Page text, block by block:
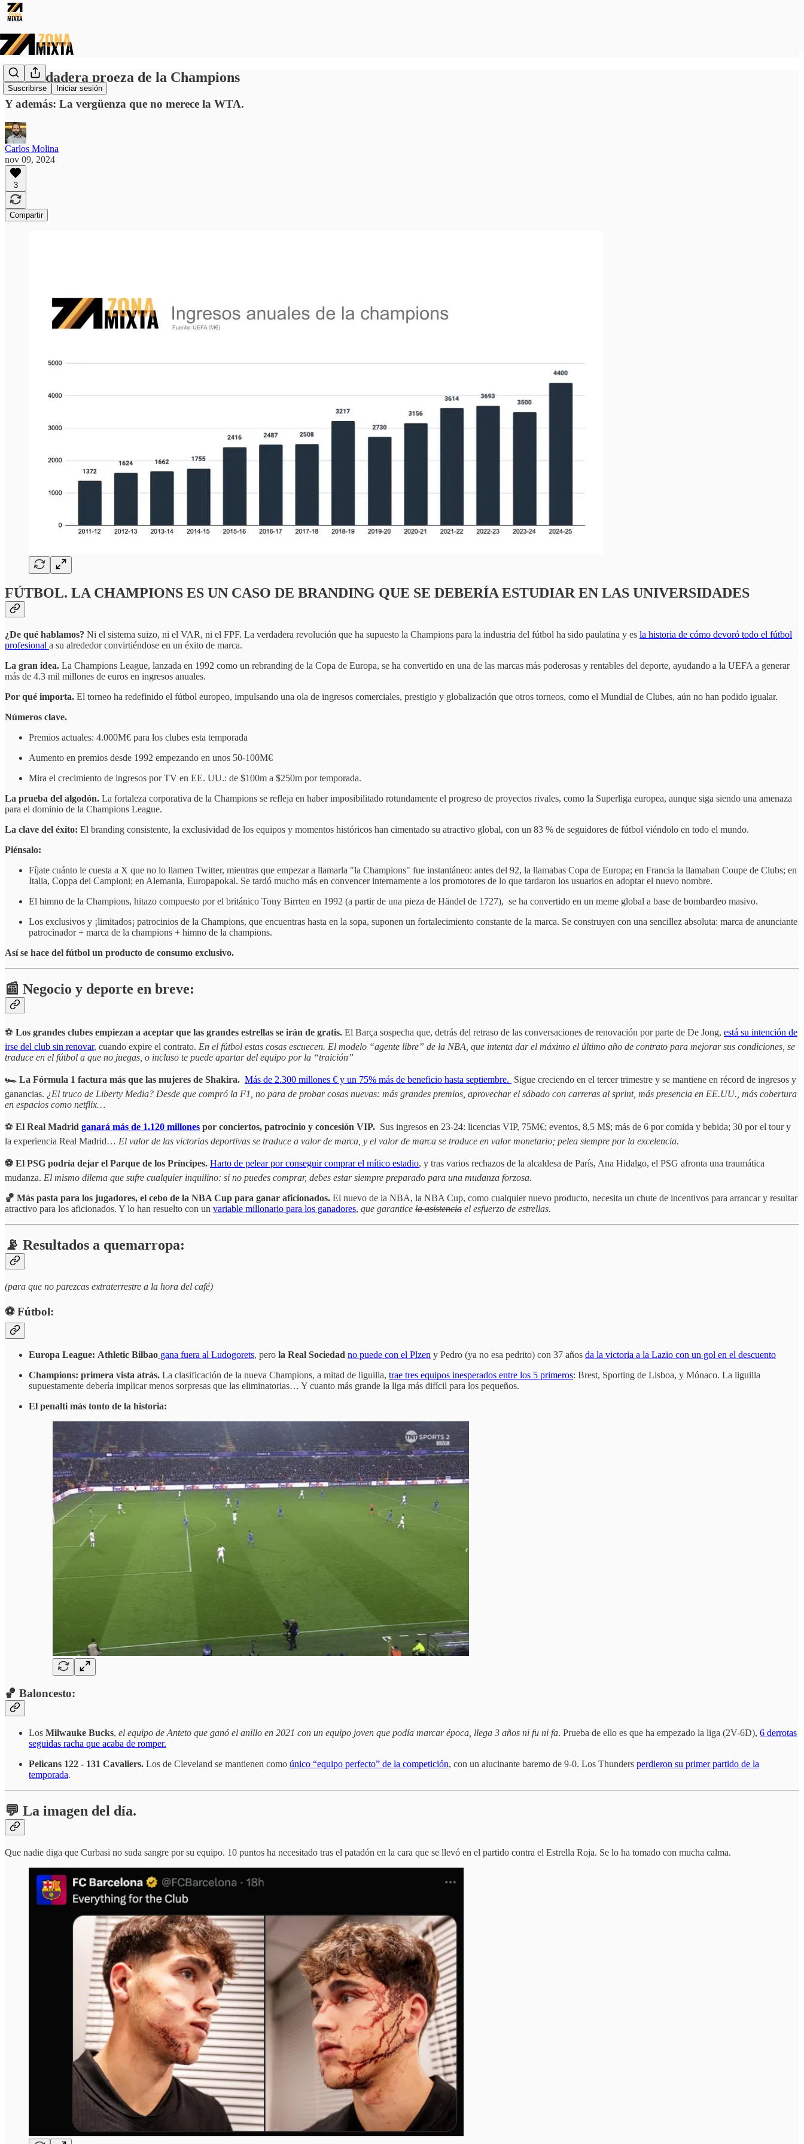
Suscribirse Iniciar sesión
La verdadera proeza de la Champions
Y además: La vergüenza que no merece la WTA.
Carlos Molina
nov 09, 2024
3
Compartir
FÚTBOL. LA CHAMPIONS ES UN CASO DE BRANDING QUE SE DEBERÍA ESTUDIAR EN LAS UNIVERSIDADES
¿De qué hablamos? Ni el sistema suizo, ni el VAR, ni el FPF. La verdadera revolución que ha supuesto la Champions para la industria del fútbol ha sido paulatina y es la historia de cómo devoró todo el fútbol
profesional a su alrededor convirtiéndose en un éxito de marca.
La gran idea. La Champions League, lanzada en 1992 como un rebranding de la Copa de Europa, se ha convertido en una de las marcas más poderosas y rentables del deporte, ayudando a la UEFA a generar
más de 4.3 mil millones de euros en ingresos anuales.
Por qué importa. El torneo ha redefinido el fútbol europeo, impulsando una ola de ingresos comerciales, prestigio y globalización que otros torneos, como el Mundial de Clubes, aún no han podido igualar.
Números clave.
Premios actuales: 4.000M€ para los clubes esta temporada
Aumento en premios desde 1992 empezando en unos 50-100M€
Mira el crecimiento de ingresos por TV en EE. UU.: de $100m a $250m por temporada.
La prueba del algodón. La fortaleza corporativa de la Champions se refleja en haber imposibilitado rotundamente el progreso de proyectos rivales, como la Superliga europea, aunque siga siendo una amenaza
para el dominio de la Champions League.
La clave del éxito: El branding consistente, la exclusividad de los equipos y momentos históricos han cimentado su atractivo global, con un 83 % de seguidores de fútbol viéndolo en todo el mundo.
Piénsalo:
Fíjate cuánto le cuesta a X que no lo llamen Twitter, mientras que empezar a llamarla "la Champions" fue instantáneo: antes del 92, la llamabas Copa de Europa; en Francia la llamaban Coupe de Clubs; en
Italia, Coppa dei Campioni; en Alemania, Europapokal. Se tardó mucho más en convencer internamente a los promotores de lo que tardaron los usuarios en adoptar el nuevo nombre.
El himno de la Champions, hitazo compuesto por el británico Tony Birrten en 1992 (a partir de una pieza de Händel de 1727), se ha convertido en un meme global a base de bombardeo masivo.
Los exclusivos y ¡limitados¡ patrocinios de la Champions, que encuentras hasta en la sopa, suponen un fortalecimiento constante de la marca. Se construyen con una sencillez absoluta: marca de anunciante
patrocinador + marca de la champions + himno de la champions.
Así se hace del fútbol un producto de consumo exclusivo.
📰 Negocio y deporte en breve:
⚽️ Los grandes clubes empiezan a aceptar que las grandes estrellas se irán de gratis. El Barça sospecha que, detrás del retraso de las conversaciones de renovación por parte de De Jong, está su intención de
irse del club sin renovar, cuando expire el contrato. En el fútbol estas cosas escuecen. El modelo “agente libre” de la NBA, que intenta dar el máximo el último año de contrato para mejorar sus condiciones, se
traduce en el fútbol a que no juegas, o incluso te puede apartar del equipo por la “traición”
🏎️ La Fórmula 1 factura más que las mujeres de Shakira. Más de 2.300 millones € y un 75% más de beneficio hasta septiembre. Sigue creciendo en el tercer trimestre y se mantiene en récord de ingresos y
ganancias. ¿El truco de Liberty Media? Desde que compró la F1, no para de probar cosas nuevas: más grandes premios, aprovechar el sábado con carreras al sprint, más presencia en EE.UU., más cobertura
en espacios como netflix…
⚽️ El Real Madrid ganará más de 1.120 millones por conciertos, patrocinio y concesión VIP. Sus ingresos en 23-24: licencias VIP, 75M€; eventos, 8,5 M$; más de 6 por comida y bebida; 30 por el tour y
la experiencia Real Madrid… El valor de las victorias deportivas se traduce a valor de marca, y el valor de marca se traduce en valor monetario; pelea siempre por la excelencia.
⚽️ El PSG podría dejar el Parque de los Príncipes. Harto de pelear por conseguir comprar el mítico estadio, y tras varios rechazos de la alcaldesa de París, Ana Hidalgo, el PSG afronta una traumática
mudanza. El mismo dilema que sufre cualquier inquilino: si no puedes comprar, debes estar siempre preparado para una mudanza forzosa.
🏀 Más pasta para los jugadores, el cebo de la NBA Cup para ganar aficionados. El nuevo de la NBA, la NBA Cup, como cualquier nuevo producto, necesita un chute de incentivos para arrancar y resultar
atractivo para los aficionados. Y lo han resuelto con un variable millonario para los ganadores, que garantice la asistencia el esfuerzo de estrellas.
📡 Resultados a quemarropa:
(para que no parezcas extraterrestre a la hora del café)
⚽️ Fútbol:
Europa League: Athletic Bilbao gana fuera al Ludogorets, pero la Real Sociedad no puede con el Plzen y Pedro (ya no esa pedrito) con 37 años da la victoria a la Lazio con un gol en el descuento
Champions: primera vista atrás. La clasificación de la nueva Champions, a mitad de liguilla, trae tres equipos inesperados entre los 5 primeros: Brest, Sporting de Lisboa, y Mónaco. La liguilla
supuestamente debería implicar menos sorpresas que las eliminatorias… Y cuanto más grande la liga más difícil para los pequeños.
El penalti más tonto de la historia:
🏀 Baloncesto:
Los Milwauke Bucks, el equipo de Anteto que ganó el anillo en 2021 con un equipo joven que podía marcar época, llega 3 años ni fu ni fa. Prueba de ello es que ha empezado la liga (2V-6D), 6 derrotas
seguidas racha que acaba de romper.
Pelicans 122 - 131 Cavaliers. Los de Cleveland se mantienen como único “equipo perfecto” de la competición, con un alucinante baremo de 9-0. Los Thunders perdieron su primer partido de la
temporada.
💬 La imagen del día.
Que nadie diga que Curbasi no suda sangre por su equipo. 10 puntos ha necesitado tras el patadón en la cara que se llevó en el partido contra el Estrella Roja. Se lo ha tomado con mucha calma.